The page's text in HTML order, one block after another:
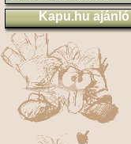
Kapu.hu ajánló